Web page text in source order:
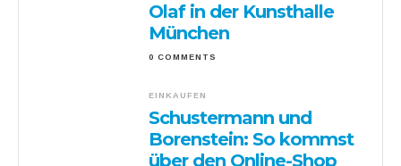
Olaf in der Kunsthalle
München
0 COMMENTS
EINKAUFEN
Schustermann und
Borenstein: So kommst
über den Online-Shop